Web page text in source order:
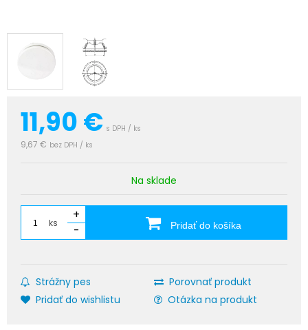
11,90€ s DPH / ks
9,67 € bez DPH / ks
Na sklade
ks
+
-
Pridať do košíka
Strážny pes
Porovnať produkt
Pridať do wishlistu
Otázka na produkt